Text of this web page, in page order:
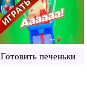
Готовить печеньки